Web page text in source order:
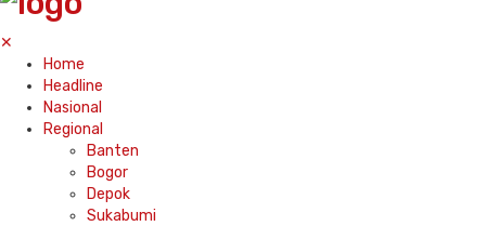
✕
Home
Headline
Nasional
Regional
Banten
Bogor
Depok
Sukabumi